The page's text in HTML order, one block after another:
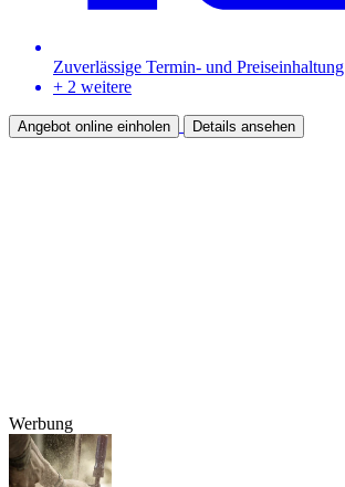
Zuverlässige Termin- und Preis­ein­haltung
+ 2 weitere
Angebot online einholen Details ansehen
Werbung